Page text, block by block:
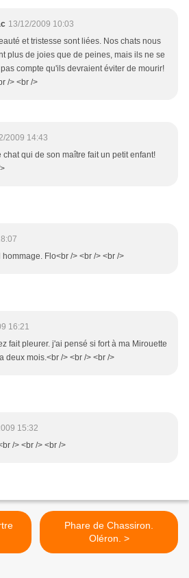
13/12/2009 10:03
et tristesse sont liées. Nos chats nous
plus de joies que de peines, mais ils ne se
compte qu'ils devraient éviter de mourir!
/> <br />
2009 14:43
chat qui de son maître fait un petit enfant!
Flo<br /> <br /> <br />
16:21
fait pleurer. j'ai pensé si fort à ma Mirouette
deux mois.<br /> <br /> <br />
15:32
/> <br /> <br />
Phare de Chassiron.
Oléron. >